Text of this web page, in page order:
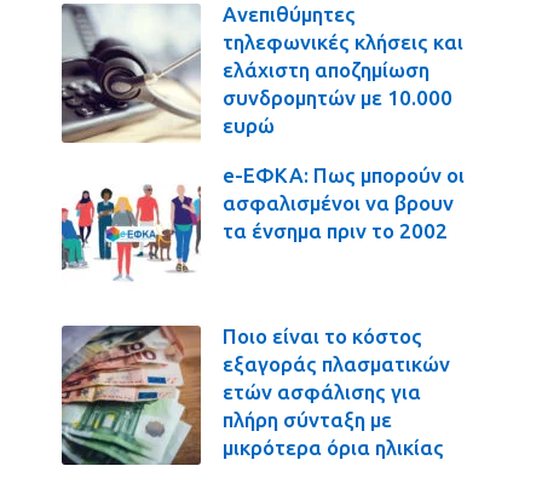
Ανεπιθύμητες
τηλεφωνικές κλήσεις και
ελάχιστη αποζημίωση
συνδρομητών με 10.000
ευρώ
e-ΕΦΚΑ: Πως μπορούν οι
ασφαλισμένοι να βρουν
τα ένσημα πριν το 2002
Ποιο είναι το κόστος
εξαγοράς πλασματικών
ετών ασφάλισης για
πλήρη σύνταξη με
μικρότερα όρια ηλικίας